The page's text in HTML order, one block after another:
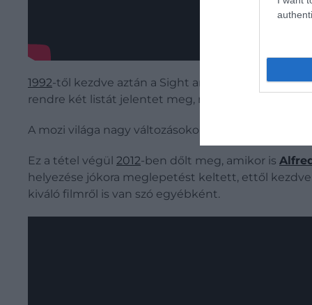
1992-től kezdve aztán a Sight and Sound
rendre két listát jelentet meg, melyek közül talán
A mozi világa nagy változásokon ment keresztül,
Ez a tétel végül 2012-ben dőlt meg, amikor is
helyezése jókora meglepetést keltett, ettől
kiváló filmről is van szó egyébként.